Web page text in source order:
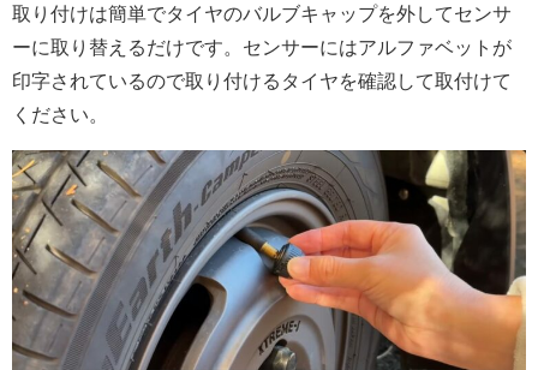
取り付けは簡単でタイヤのバルブキャップを外してセンサ
ーに取り替えるだけです。センサーにはアルファベットが
印字されているので取り付けるタイヤを確認して取付けて
ください。